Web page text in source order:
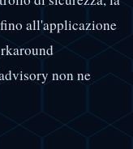
all'applicazione
non ne